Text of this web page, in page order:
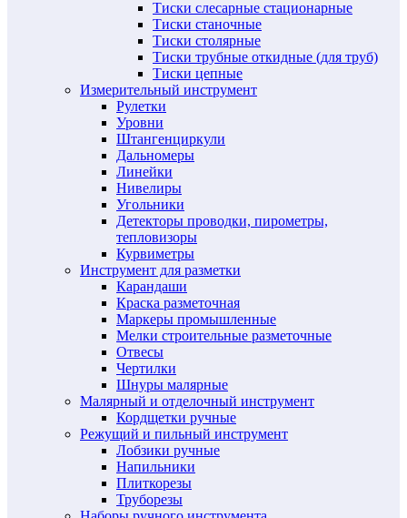
Тиски слесарные стационарные
Тиски станочные
Тиски столярные
Тиски трубные откидные (для труб)
Тиски цепные
Измерительный инструмент
Рулетки
Уровни
Штангенциркули
Дальномеры
Линейки
Нивелиры
Угольники
Детекторы проводки, пирометры,
тепловизоры
Курвиметры
Инструмент для разметки
Карандаши
Краска разметочная
Маркеры промышленные
Мелки строительные разметочные
Отвесы
Чертилки
Шнуры малярные
Малярный и отделочный инструмент
Кордщетки ручные
Режущий и пильный инструмент
Лобзики ручные
Напильники
Плиткорезы
Труборезы